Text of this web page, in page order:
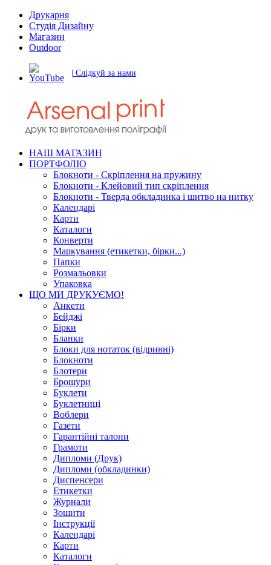
Друкарня
Студія Дизайну
Магазин
Outdoor
| Слідкуй за нами
НАШ МАГАЗИН
ПОРТФОЛІО
Блокноти - Скріплення на пружину
Блокноти - Клейовий тип скріплення
Блокноти - Тверда обкладинка і шитво на нитку
Календарі
Карти
Каталоги
Конверти
Маркування (етикетки, бірки...)
Папки
Розмальовки
Упаковка
ЩО МИ ДРУКУЄМО!
Анкети
Бейджі
Бірки
Бланки
Блоки для нотаток (відривні)
Блокноти
Блотери
Брошури
Буклети
Буклетниці
Воблери
Газети
Гарантійні талони
Грамоти
Дипломи (Друк)
Дипломи (обкладинки)
Диспенсери
Етикетки
Журнали
Зошити
Інструкції
Календарі
Карти
Каталоги